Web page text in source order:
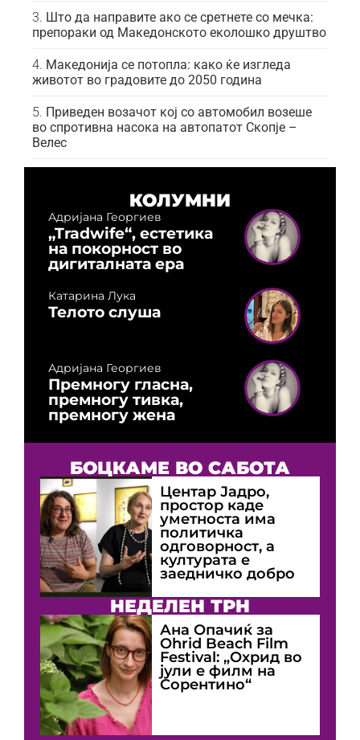
Што да направите ако се сретнете со мечка:
препораки од Македонското еколошко друштво
Македонија се потопла: како ќе изгледа
животот во градовите до 2050 година
Приведен возачот кој со автомобил возеше
во спротивна насока на автопатот Скопје –
Велес
КОЛУМНИ
Адријана Георгиев
„Tradwife“, естетика
на покорност во
дигиталната ера
Катарина Лука
Телото слуша
Адријана Георгиев
Премногу гласна,
премногу тивка,
премногу жена
БОЦКАМЕ ВО САБОТА
Центар Јадро,
простор каде
уметноста има
политичка
одговорност, а
културата е
заедничко добро
НЕДЕЛЕН ТРН
Ана Опачиќ за
Оhrid Beach Film
Festival: „Охрид во
јули е филм на
Сорентино“